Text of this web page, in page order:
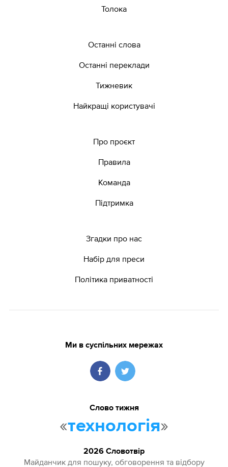
Толока
Останні слова
Останні переклади
Тижневик
Найкращі користувачі
Про проєкт
Правила
Команда
Підтримка
Згадки про нас
Набір для преси
Політика приватності
Ми в суспільних мережах
Слово тижня
«технологія»
2026 Словотвір
Майданчик для пошуку, обговорення та відбору